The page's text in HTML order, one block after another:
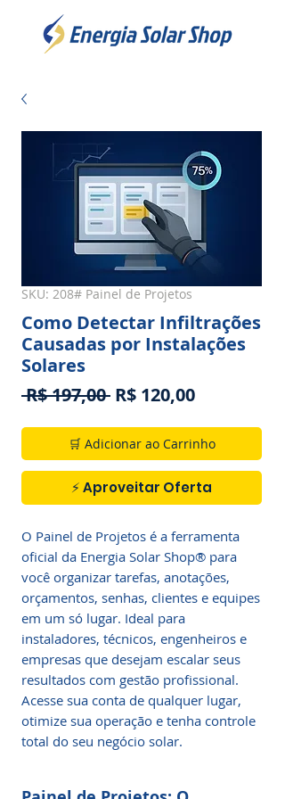
SKU: 208# Painel de Projetos
Como Detectar Infiltrações
Causadas por Instalações
Solares
R$ 197,00 Preço
R$ 120,00Preço
🛒 Adicionar ao Carrinho
⚡ Aproveitar Oferta
O Painel de Projetos é a ferramenta
oficial da Energia Solar Shop® para
você organizar tarefas, anotações,
orçamentos, senhas, clientes e equipes
em um só lugar. Ideal para
instaladores, técnicos, engenheiros e
empresas que desejam escalar seus
resultados com gestão profissional.
Acesse sua conta de qualquer lugar,
otimize sua operação e tenha controle
total do seu negócio solar.